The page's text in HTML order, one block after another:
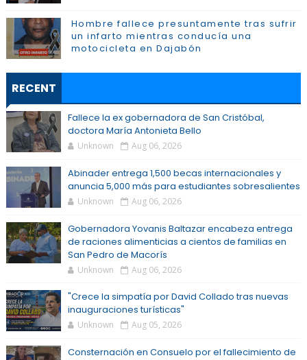
Hombre fallece presuntamente tras sufrir
un infarto mientras conducía una
motocicleta en Dajabón
RECENT
Fallece la ex gobernadora de San Cristóbal,
doctora María Antonieta Bello
Unknown Aug 06, 2026
Abinader entrega 1,500 becas internacionales y
anuncia 5,000 más para estudiantes sobresalientes
Unknown Aug 06, 2026
Gobernadora Yovanis Baltazar encabeza entrega
de raciones alimenticias a cientos de familias en
San Pedro de Macorís
Unknown Aug 06, 2026
"Crece la simpatía por David Collado tras nuevas
inauguraciones turísticas"
Unknown Aug 05, 2026
Consternación en Consuelo por el fallecimiento de